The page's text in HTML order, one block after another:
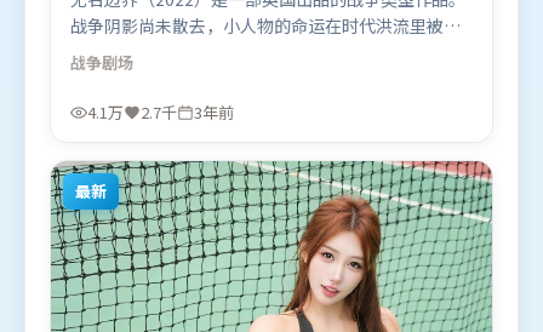
战争阴影尚未散去，小人物的命运在时代洪流里被轻
轻托起又放下。叙事线索多线并进，最终在关键节点
收束。由詹姆斯·卡梅隆执导，孙艺珍、刘亦菲、杨
幂，李政宰、谭卓等联袂出演。影片于2022年9月28
的观众观看。
战争剧场
4.1万 2.7千 3年前
最新